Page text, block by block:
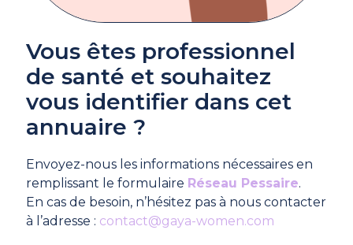
Vous êtes professionnel
de santé et souhaitez
vous identifier dans cet
annuaire ?
Envoyez-nous les informations nécessaires en
remplissant le formulaire Réseau Pessaire.
En cas de besoin, n’hésitez pas à nous contacter
à l’adresse : contact@gaya-women.com